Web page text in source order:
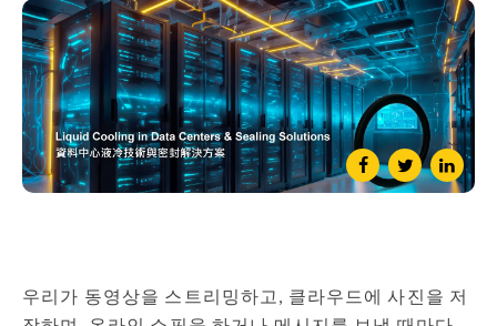
우리가 동영상을 스트리밍하고, 클라우드에 사진을 저